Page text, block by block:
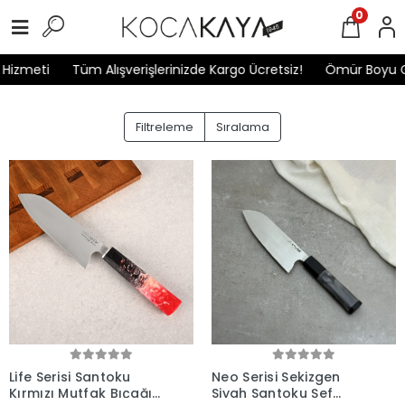
Tüm Alışverişlerinizde Kargo Ücretsiz! Ömür Boyu
0
Filtreleme Sıralama
Life Serisi Santoku
Kırmızı Mutfak Bıçağı
Neo Serisi Sekizgen
Siyah Santoku Şef